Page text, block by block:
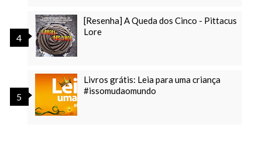
[Resenha] A Queda dos Cinco - Pittacus
Lore
Livros grátis: Leia para uma criança
#issomudaomundo